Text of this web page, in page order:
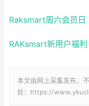
Raksmart周六会员日
RAKsmart新用户福利
本文由网上采集发布，
处：https://